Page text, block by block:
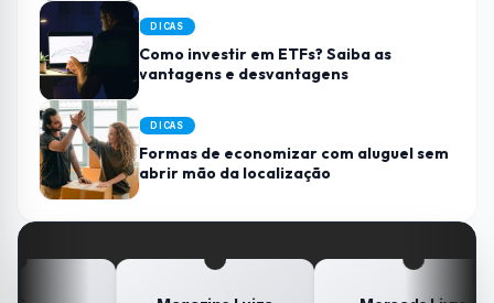
DICAS
Como investir em ETFs? Saiba as
vantagens e desvantagens
DICAS
Formas de economizar com aluguel sem
abrir mão da localização